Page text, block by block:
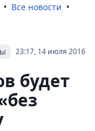
Все новости
23:17, 14 июля 2016
будет